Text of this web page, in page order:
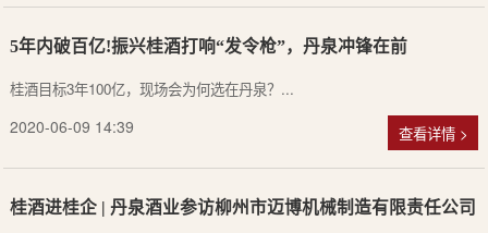
5年内破百亿!振兴桂酒打响“发令枪”，丹泉冲锋在前
桂酒目标3年100亿，现场会为何选在丹泉？...
2020-06-09 14:39 查看详情 >
桂酒进桂企 | 丹泉酒业参访柳州市迈博机械制造有限责任公司